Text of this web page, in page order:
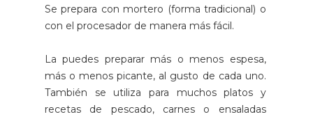
Se prepara con mortero (forma tradicional) o
con el procesador de manera más fácil.
La puedes preparar más o menos espesa,
más o menos picante, al gusto de cada uno.
También se utiliza para muchos platos y
recetas de pescado, carnes o ensaladas